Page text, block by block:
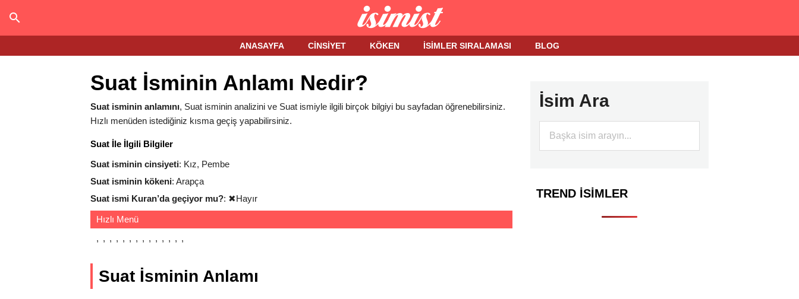
ANASAYFA CINSIYET KÖKEN İSIMLER SIRALAMASI BLOG
Suat İsminin Anlamı Nedir?
Suat isminin anlamını, Suat isminin analizini ve Suat ismiyle ilgili birçok bilgiyi bu sayfadan öğrenebilirsiniz.
Hızlı menüden istediğiniz kısma geçiş yapabilirsiniz.
Suat İle İlgili Bilgiler
Suat isminin cinsiyeti: Kız, Pembe
Suat isminin kökeni: Arapça
Suat ismi Kuran’da geçiyor mu?: ✖Hayır
Hızlı Menü
Suat İsminin Anlamı
İsim Ara
TREND İSIMLER